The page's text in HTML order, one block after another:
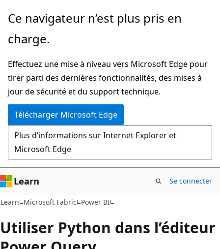
Passer
directement
au
principal
Ce navigateur n’est plus pris en
charge.
Effectuez une mise à niveau vers Microsoft Edge pour
tirer parti des dernières fonctionnalités, des mises à
jour de sécurité et du support technique.
Télécharger Microsoft Edge
Plus d’informations sur Internet Explorer et
Microsoft Edge
Learn Se connecter
Learn Microsoft Fabric Power BI
Utiliser Python dans l’éditeur